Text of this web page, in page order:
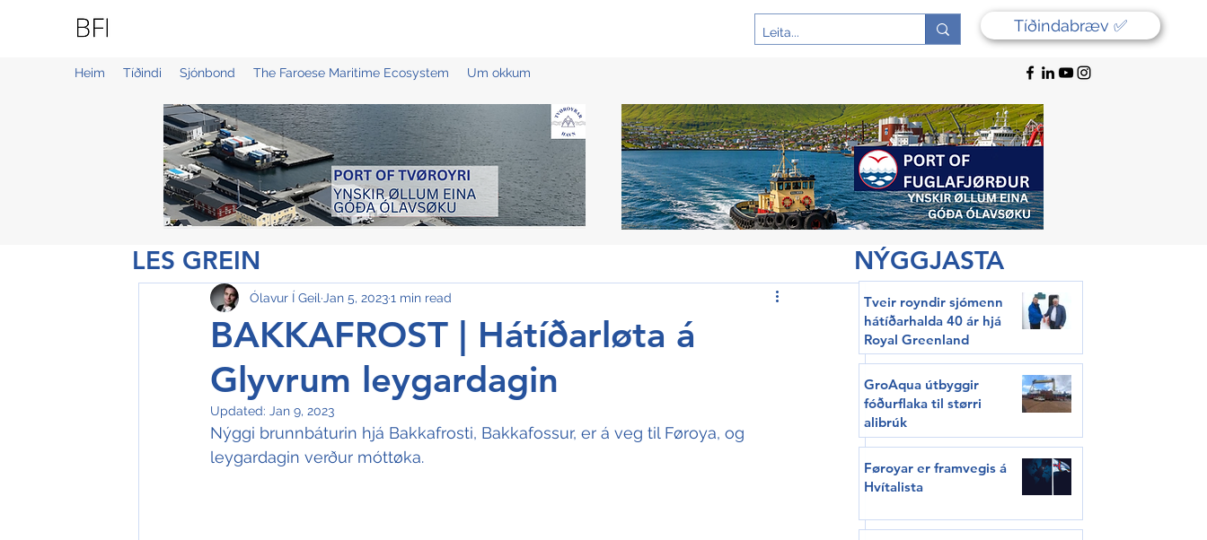
Tíðindabræv ✅
Heim Tíðindi Sjónbond The Faroese Maritime Ecosystem Um okkum
BAKKAFROST | Hátíðarløta á
Glyvrum leygardagin
Ólavur Í Geil Jan 5, 20231 min read
Updated: Jan 9, 2023
Nýggi brunnbáturin hjá Bakkafrosti, Bakkafossur, er á veg til Føroya, og
leygardagin verður móttøka.
LES GREIN NÝGGJASTA
Tveir royndir sjómenn
hátíðarhalda 40 ár hjá
Royal Greenland
GroAqua útbyggir
fóðurflaka til størri
alibrúk
Føroyar er framvegis á
Hvítalista